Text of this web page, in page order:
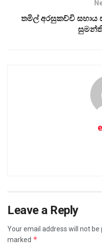
තමිල් අරසුකච්චි සහාය
Leave a Reply
Your email address will not be
marked *